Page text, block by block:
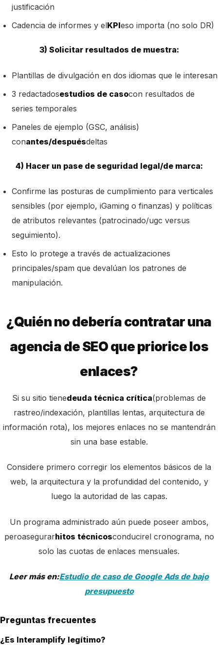
justificación
Cadencia de informes y elKPIeso importa (no solo DR)
3) Solicitar resultados de muestra:
Plantillas de divulgación en dos idiomas que le interesan
3 redactadosestudios de casocon resultados de
series temporales
Paneles de ejemplo (GSC, análisis)
conantes/despuésdeltas
4) Hacer un pase de seguridad legal/de marca:
Confirme las posturas de cumplimiento para verticales
sensibles (por ejemplo, iGaming o finanzas) y políticas
de atributos relevantes (patrocinado/ugc versus
seguimiento).
Esto lo protege a través de actualizaciones
principales/spam que devalúan los patrones de
manipulación.
¿Quién no debería contratar una
agencia de SEO que priorice los
enlaces?
Si su sitio tienedeuda técnica crítica(problemas de
rastreo/indexación, plantillas lentas, arquitectura de
información rota), los mejores enlaces no se mantendrán
sin una base estable.
Considere primero corregir los elementos básicos de la
web, la arquitectura y la profundidad del contenido, y
luego la autoridad de las capas.
Un programa administrado aún puede poseer ambos,
peroasegurarhitos técnicosconducirel cronograma, no
solo las cuotas de enlaces mensuales.
Leer más en:Estudio de caso de Google Ads de bajo
presupuesto
Preguntas frecuentes
¿Es Interamplify legítimo?